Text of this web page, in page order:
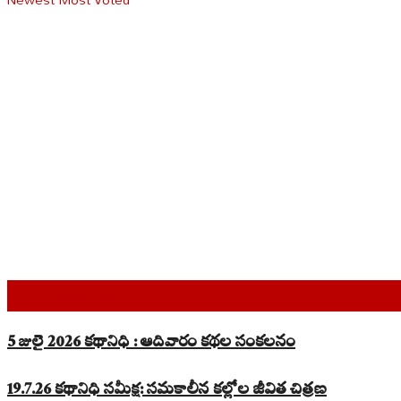
5 జులై 2026 కథానిధి : ఆదివారం కథల సంకలనం
19.7.26 కథానిధి సమీక్ష: సమకాలీన కల్లోల జీవిత చిత్రణ